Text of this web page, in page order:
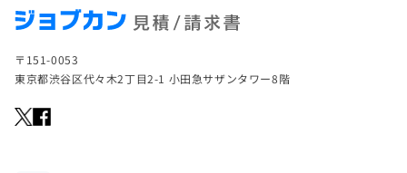
〒151-0053
東京都渋谷区代々木2丁目2-1 小田急サザンタワー8階